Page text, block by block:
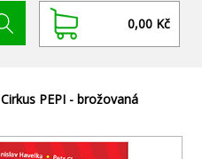
0,00 Kč
Cirkus PEPI - brožovaná